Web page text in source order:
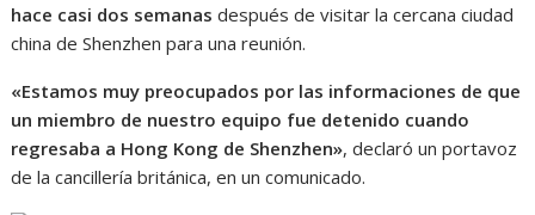
hace casi dos semanasdespués de visitar la cercana ciudad
china de Shenzhen para una reunión.
«Estamos muy preocupados por las informaciones de que
un miembro de nuestro equipo fue detenido cuando
regresaba a Hong Kong de Shenzhen», declaró un portavoz
de la cancillería británica, en un comunicado.